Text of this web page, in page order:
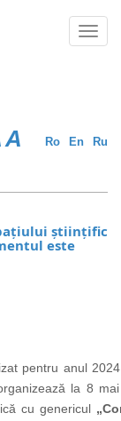
Ro En Ru
A
științific
este
pentru anul
la 8
cu genericul